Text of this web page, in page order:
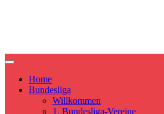
/
Home
Bundesliga
Willkommen
1. Bundesliga-Vereine